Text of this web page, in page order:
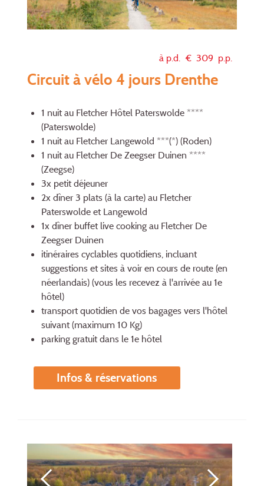
à p.d. € 309 p.p.
Circuit à vélo 4 jours Drenthe
1 nuit au Fletcher Hôtel Paterswolde ****
(Paterswolde)
1 nuit au Fletcher Langewold ***(*) (Roden)
1 nuit au Fletcher De Zeegser Duinen ****
(Zeegse)
3x petit déjeuner
2x dîner 3 plats (à la carte) au Fletcher
Paterswolde et Langewold
1x dîner buffet live cooking au Fletcher De
Zeegser Duinen
itinéraires cyclables quotidiens, incluant
suggestions et sites à voir en cours de route (en
néerlandais) (vous les recevez à l'arrivée au 1e
hôtel)
transport quotidien de vos bagages vers l'hôtel
suivant (maximum 10 Kg)
parking gratuit dans le 1e hôtel
Infos & réservations